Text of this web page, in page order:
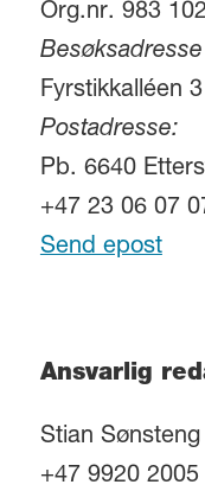
Org.nr. 983
Fyrstikkalléen
Postadresse:
Pb. 6640
+47 23 06 07
Send epost
Ansvarlig
Stian Sønsteng
+47 9920 2005